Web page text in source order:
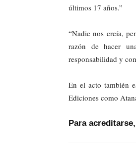
últimos 17 años.”
“Nadie nos creía,
razón de hacer
responsabilidad y
En el acto también
Ediciones como
Para